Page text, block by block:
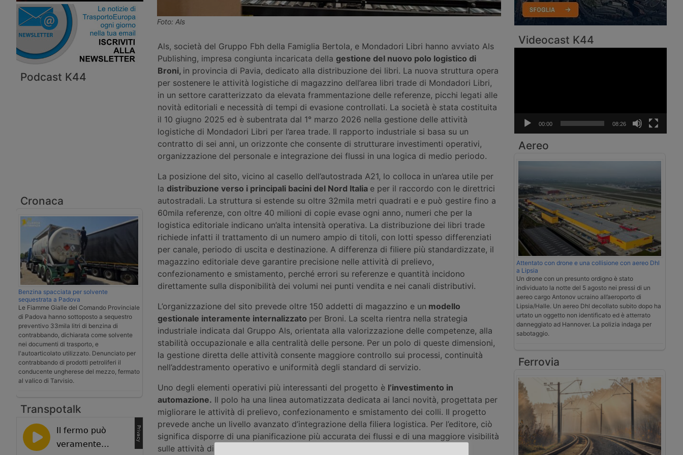
Podcast K44
Cronaca
Benzina spacciata per solvente
sequestrata a Padova
Le Fiamme Gialle del Comando Provinciale
di Padova hanno sottoposto a sequestro
preventivo 33mila litri di benzina di
contrabbando, dichiarata come solvente
nei documenti di trasporto, e
l'autoarticolato utilizzato. Denunciato per
contrabbando di prodotti petroliferi il
conducente ungherese del mezzo, fermato
al valico di Tarvisio.
Transpotalk
Foto: Als
Als, società del Gruppo Fbh della Famiglia Bertola, e Mondadori Libri hanno avviato Als
Publishing, impresa congiunta incaricata della gestione del nuovo polo logistico di
Broni, in provincia di Pavia, dedicato alla distribuzione dei libri. La nuova struttura opera
per sostenere le attività logistiche di magazzino dell’area libri trade di Mondadori Libri,
in un settore caratterizzato da elevata frammentazione delle referenze, picchi legati alle
novità editoriali e necessità di tempi di evasione controllati. La società è stata costituita
il 10 giugno 2025 ed è subentrata dal 1° marzo 2026 nella gestione delle attività
logistiche di Mondadori Libri per l’area trade. Il rapporto industriale si basa su un
contratto di sei anni, un orizzonte che consente di strutturare investimenti operativi,
organizzazione del personale e integrazione dei flussi in una logica di medio periodo.
La posizione del sito, vicino al casello dell’autostrada A21, lo colloca in un’area utile per
la distribuzione verso i principali bacini del Nord Italia e per il raccordo con le direttrici
autostradali. La struttura si estende su oltre 32mila metri quadrati e e può gestire fino a
60mila referenze, con oltre 40 milioni di copie evase ogni anno, numeri che per la
logistica editoriale indicano un’alta intensità operativa. La distribuzione dei libri trade
richiede infatti il trattamento di un numero ampio di titoli, con lotti spesso differenziati
per canale, periodo di uscita e destinazione. A differenza di filiere più standardizzate, il
magazzino editoriale deve garantire precisione nelle attività di prelievo,
confezionamento e smistamento, perché errori su referenze e quantità incidono
direttamente sulla disponibilità dei volumi nei punti vendita e nei canali distributivi.
L’organizzazione del sito prevede oltre 150 addetti di magazzino e un modello
gestionale interamente internalizzato per Broni. La scelta rientra nella strategia
industriale indicata dal Gruppo Als, orientata alla valorizzazione delle competenze, alla
stabilità occupazionale e alla centralità delle persone. Per un polo di queste dimensioni,
la gestione diretta delle attività consente maggiore controllo sui processi, continuità
nell’addestramento operativo e uniformità degli standard di servizio.
Uno degli elementi operativi più interessanti del progetto è l’investimento in
automazione. Il polo ha una linea automatizzata dedicata ai lanci novità, progettata per
migliorare le attività di prelievo, confezionamento e smistamento dei colli. Il progetto
prevede anche un livello avanzato d’integrazione della filiera logistica. Per l’editore, ciò
significa disporre di una pianificazione più accurata dei flussi e di una maggiore visibilità
sulle attività di magazzino.
Videocast K44
00:00 08:26
Aereo
Attentato con drone e una collisione con aereo Dhl
a Lipsia
Un drone con un presunto ordigno è stato
individuato la notte del 5 agosto nei pressi di un
aereo cargo Antonov ucraino all’aeroporto di
Lipsia/Halle. Un aereo Dhl decollato subito dopo ha
urtato un oggetto non identificato ed è atterrato
danneggiato ad Hannover. La polizia indaga per
sabotaggio.
Ferrovia